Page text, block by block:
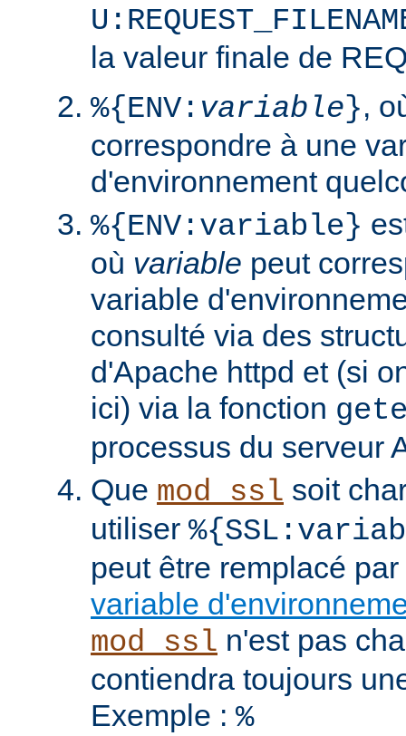
la valeur finale de
%{ENV: variable},
correspondre à une
d'environnement
%{ENV:variable}
où variable peut
variable
consulté via des
d'Apache httpd et (si
ici) via la fonction
processus du serveur
Que mod_ssl soit
utiliser
peut être remplacé
variable
mod_ssl n'est pas
contiendra toujours
Exemple : %